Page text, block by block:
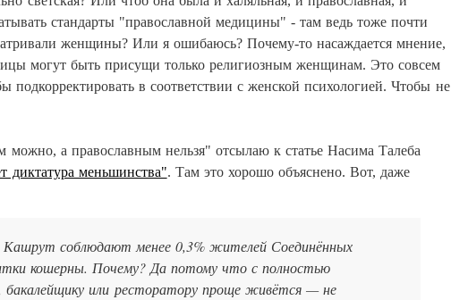
стандарты "православной медицины" - там ведь тоже почти
женщины? Или я ошибаюсь? Почему-то насаждается мнение,
могут быть присущи только религиозным женщинам. Это совсем
в соответствии с женской психологией. Чтобы не
а православным нельзя" отсылаю к статье Насима Талеба
диктатура меньшинства". Там это хорошо объяснено. Вот, даже
соблюдают менее 0,3% жителей Соединённых
кошерны. Почему? Да потому что с полностью
или ресторатору проще живётся — не